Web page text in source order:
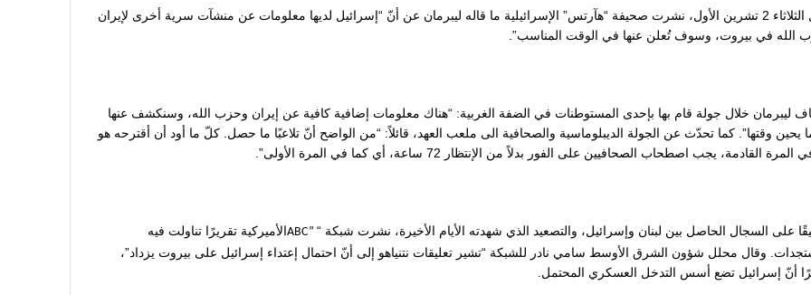
فليل الثلاثاء 2 تشرين الأول، نشرت صحيفة “هآرتس” الإسرائيلية ما قاله ليبرمان عن أنّ “إسرائيل لديها معلومات عن منشآت سرية أخرى ل‍إيران
الله في بيروت، وسوف تُعلن عنها في الوقت المناسب”.
ليبرمان خلال جولة قام بها بإحدى المستوطنات في الضفة الغربية: “هناك معلومات إضافية كافية عن إيران وحزب الله، وسنكشف عنها
يحين وقتها”. كما تحدّث عن الجولة الديبلوماسية والصحافية الى ملعب العهد، قائلاً: “من الواضح أنّ تلاعبًا ما حصل. كلّ ما أود أن أقترحه هو
المرة القادمة، يجب اصطحاب الصحافيين على الفور بدلاً من الإنتظار 72 ساعة، أي كما في المرة الأولى”.
على السجال الحاصل بين لبنان وإسرائيل، والتصعيد الذي شهدته الأيام الأخيرة، نشرت شبكة “ ABC”الأميركية تقريرًا تناولت فيه
وقال محلل شؤون الشرق الأوسط سامي نادر للشبكة “تشير تعليقات نتنياهو إلى أنّ احتمال إعتداء إسرائيل على بيروت يزداد”،
أنّ إسرائيل تضع أسس التدخل العسكري المحتمل.